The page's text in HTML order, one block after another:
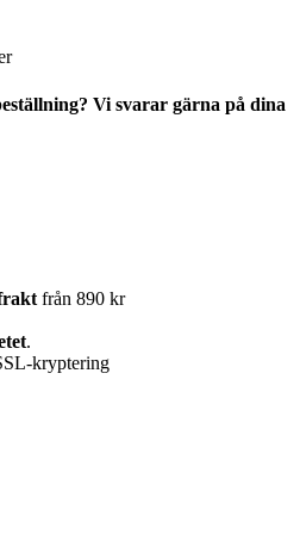
Vi svarar gärna på dina
från 890 kr
.
kryptering